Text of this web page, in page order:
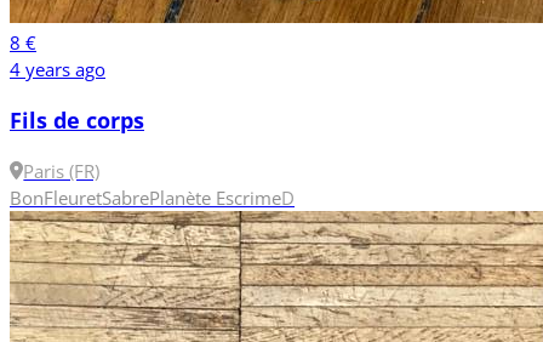
8 €
4 years ago
Fils de corps
Paris (FR)
BonFleuretSabrePlanète EscrimeD